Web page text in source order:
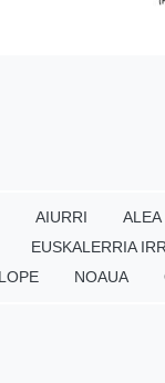
AIURRI ALEA
EUSKALERRIA
NOAUA